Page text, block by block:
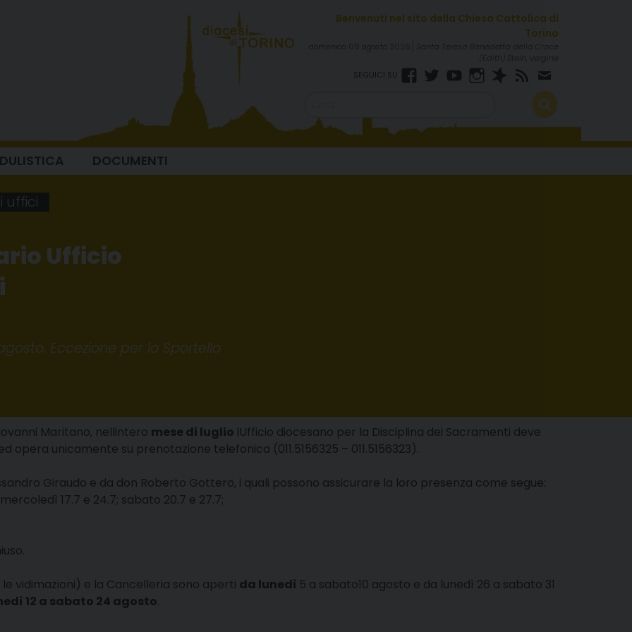
domenica 09 agosto 2026
Santa Teresa Benedetta della Croce
(Edith) Stein, vergine
Facebook
TwitterYouTubeInstagram
Spreaker
RSS
FEED
Newsletter
DOCUMENTI
uffici
Ufficio
Eccezione per lo Sportello
Maritano, nellintero mese di luglio lUfficio diocesano per la Disciplina dei Sacramenti deve
unicamente su prenotazione telefonica (011.5156325 – 011.5156323).
Giraudo e da don Roberto Gottero, i quali possono assicurare la loro presenza come segue:
17.7 e 24.7; sabato 20.7 e 27.7;
vidimazioni) e la Cancelleria sono aperti da lunedì 5 a sabato10 agosto e da lunedì 26 a sabato 31
12 a sabato 24 agosto.